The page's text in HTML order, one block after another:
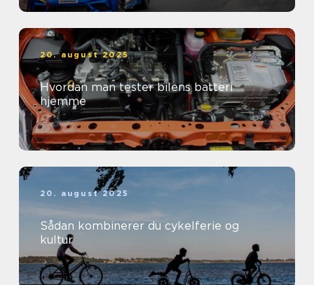
20. august 2025
Hvordan man tester bilens batteri
hjemme
20. august 2025
Sådan kombinerer du cykelferie og
kultur